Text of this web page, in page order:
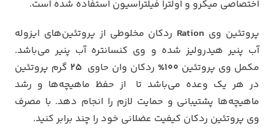
اختصاصی میکرو و اولترا فیلتراسیون استفاده شده است.
پروتئین وی Ration ردکان مخلوطی از پروتئین‌های ایزوله
آب پنیر هیدرولیز شده و وی کنسانتره آب پنیر می‌باشد.
مکمل وی پروتئین 100% ردکان وان حاوی ۲۵ گرم پروتئین
در هر یک وعده می‌باشد تا از حفظ ماهیچه‌ها و رشد
ماهیچه‌ها پشتیبانی و حمایت لازم را انجام دهد. با مصرف
وی پروتئین ردکان کیفیت عضلانی خود را چند برابر کنید.